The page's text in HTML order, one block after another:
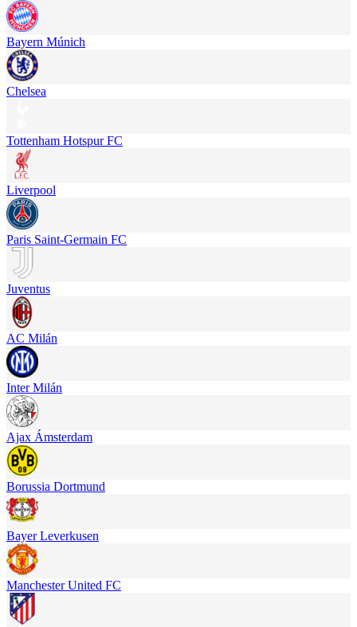
Bayern Múnich
Chelsea
Tottenham Hotspur FC
Liverpool
Paris Saint-Germain FC
Juventus
AC Milán
Inter Milán
Ajax Ámsterdam
Borussia Dortmund
Bayer Leverkusen
Manchester United FC